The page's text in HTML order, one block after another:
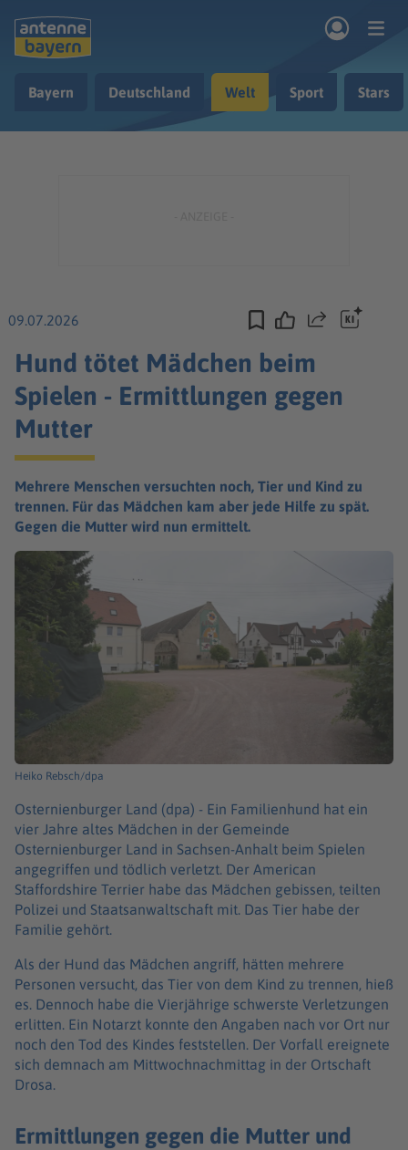
Nachrichten
Bayern Deutschland Welt Sport Stars
09.07.2026 Teilen
Hund tötet Mädchen beim
Spielen - Ermittlungen gegen
Mutter
Mehrere Menschen versuchten noch, Tier und Kind zu
trennen. Für das Mädchen kam aber jede Hilfe zu spät.
Gegen die Mutter wird nun ermittelt.
Heiko Rebsch/dpa
Osternienburger Land (dpa) - Ein Familienhund hat ein
vier Jahre altes Mädchen in der Gemeinde
Osternienburger Land in Sachsen-Anhalt beim Spielen
angegriffen und tödlich verletzt. Der American
Staffordshire Terrier habe das Mädchen gebissen, teilten
Polizei und Staatsanwaltschaft mit. Das Tier habe der
Familie gehört.
Als der Hund das Mädchen angriff, hätten mehrere
Personen versucht, das Tier von dem Kind zu trennen, hieß
es. Dennoch habe die Vierjährige schwerste Verletzungen
erlitten. Ein Notarzt konnte den Angaben nach vor Ort nur
noch den Tod des Kindes feststellen. Der Vorfall ereignete
sich demnach am Mittwochnachmittag in der Ortschaft
Drosa.
Ermittlungen gegen die Mutter und